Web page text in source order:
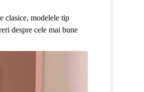
clasice, modelele tip
despre cele mai bune